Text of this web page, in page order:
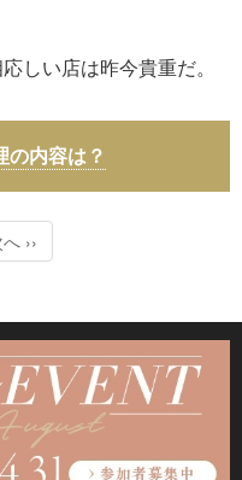
しい店は昨今貴重だ。
の内容は？
››